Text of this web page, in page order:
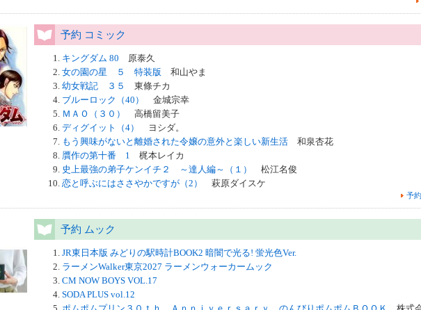
予約 コミック
キングダム 80 原泰久
女の園の星 ５ 特装版 和山やま
幼女戦記 ３５
東條チカ
ブルーロック（40）
金城宗幸
ＭＡＯ（３０）
高橋留美子
ディグイット（4）
ヨシダ。
もう興味がないと離婚された令嬢の意外と楽しい新生活 和泉杏花
贋作の第十番 1
梶本レイカ
史上最強の弟子ケンイチ２ ～達人編～（１）
松江名俊
恋と呼ぶにはささやかですが（2）
萩原ダイスケ
予
予約 ムック
JR東日本版 みどりの駅時計BOOK2 暗闇で光る! 蛍光色Ver.
ラーメンWalker東京2027 ラーメンウォーカームック
CM NOW BOYS VOL.17
SODA PLUS vol.12